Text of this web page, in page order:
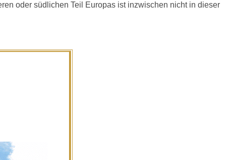
oder südlichen Teil Europas ist inzwischen nicht in dieser